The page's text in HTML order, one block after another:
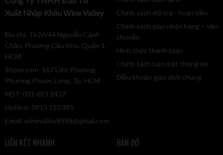
Xuất Nhập Khẩu Wine Valley
Địa chỉ: Tk26/44 Nguyễn Cảnh
Chân, Phường Cầu Kho, Quận 1,
HCM
Showroom: 167 Liên Phường,
Phường Phước Long, Tp. HCM
MST: 031 693 2432
Hotline: 0913 110 385
Email: winevalley8888@gmail.com
Chính sách đổi trả - hoàn tiền
Chính sách giao nhận hàng – vận
chuyển
Hình thức thanh toán
Chính sách bảo mật thông tin
Điều khoản giao dịch chung
LIÊN KẾT NHANH BẢN ĐỒ